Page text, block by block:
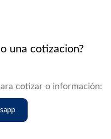
una cotizacion?
cotizar o información: